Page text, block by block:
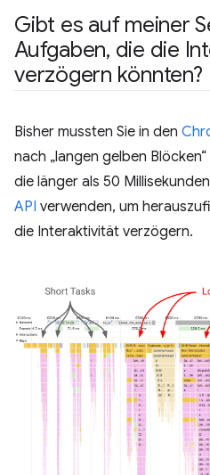
Gibt es auf meiner
Aufgaben, die die
verzögern könnten?
Bisher mussten Sie in den
nach „langen gelben
die länger als 50
API verwenden, um
die Interaktivität verzögern.